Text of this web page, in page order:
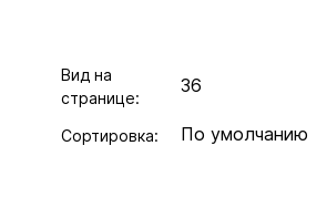
Вид на
странице:
36
Сортировка: По умолчанию